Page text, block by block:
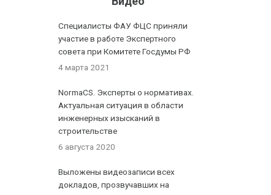
Специалисты ФАУ ФЦС приняли
участие в работе Экспертного
совета при Комитете Госдумы РФ
4 марта 2021
NormaCS. Эксперты о нормативах.
Актуальная ситуация в области
инженерных изысканий в
строительстве
6 августа 2020
Выложены видеозаписи всех
докладов, прозвучавших на